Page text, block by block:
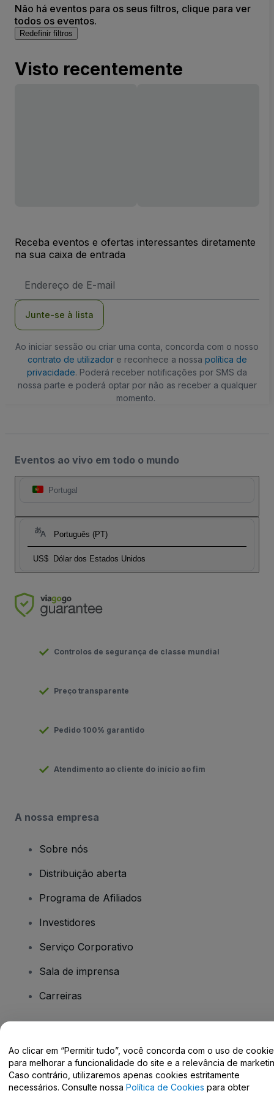
Não há eventos para os seus filtros, clique para ver
todos os eventos.
Redefinir filtros
Visto recentemente
Receba eventos e ofertas interessantes diretamente
na sua caixa de entrada
de
Junte-se à lista
Ao iniciar sessão ou criar uma conta, concorda com o nosso
contrato de utilizadore reconhece a nossa política de
privacidade. Poderá receber notificações por SMS da
nossa parte e poderá optar por não as receber a qualquer
momento.
Eventos ao vivo em todo o mundo
Portugal
Português (PT)
US$ Dólar dos Estados Unidos
Controlos de segurança de classe mundial
Preço transparente
Pedido 100% garantido
Atendimento ao cliente do início ao fim
A nossa empresa
Sobre nós
Distribuição aberta
Programa de Afiliados
Investidores
Serviço Corporativo
Sala de imprensa
Carreiras
Centro de Ajuda / Fale Conosco
Ao clicar em “Permitir tudo”, você concorda com o uso de
para melhorar a funcionalidade do site e a relevância de
Caso contrário, utilizaremos apenas cookies estritamente
necessários. Consulte nossa Política de Cookies para obter